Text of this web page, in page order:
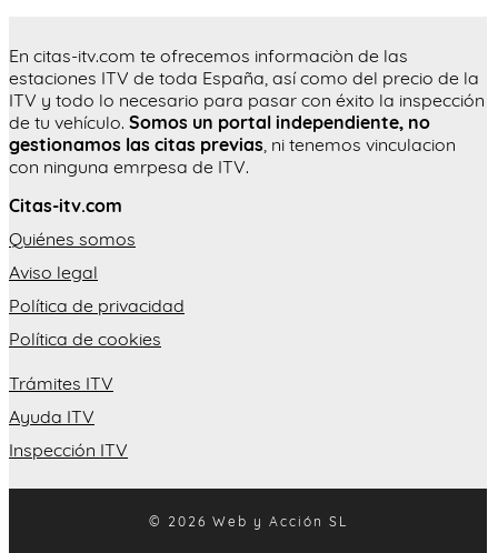
En citas-itv.com te ofrecemos informaciòn de las
estaciones ITV de toda España, así como del precio de la
ITV y todo lo necesario para pasar con éxito la inspección
de tu vehículo. Somos un portal independiente, no
gestionamos las citas previas, ni tenemos vinculacion
con ninguna emrpesa de ITV.
Citas-itv.com
Quiénes somos
Aviso legal
Política de privacidad
Política de cookies
Trámites ITV
Ayuda ITV
Inspección ITV
© 2026 Web y Acción SL